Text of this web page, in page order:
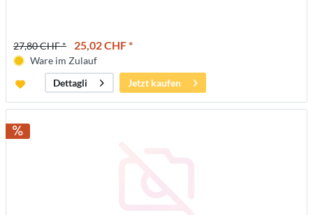
27,80 CHF * 25,02 CHF *
Ware im Zulauf
Dettagli
Jetzt kaufen